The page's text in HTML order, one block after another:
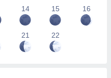
14 15 16
21 22